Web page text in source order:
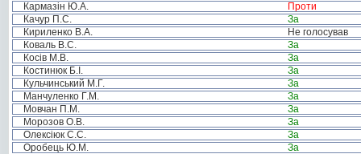
Кармазін Ю.А.
Проти
Качур П.С.
За
Кириленко В.А.
Не голосував
Коваль В.С.
За
Косів М.В.
За
Костинюк Б.І.
За
Кульчинський М.Г.
За
Манчуленко Г.М.
За
Мовчан П.М.
За
Морозов О.В.
За
Олексіюк С.С.
За
Оробець Ю.М.
За